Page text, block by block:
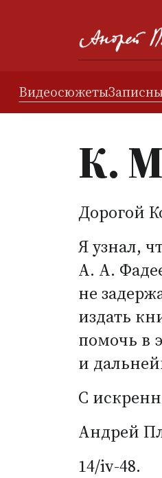
Видеосюжеты
К.
Дорогой
Я узнал,
А. А.
не
издать
помочь в
и
С
Андрей
14/iv-48.